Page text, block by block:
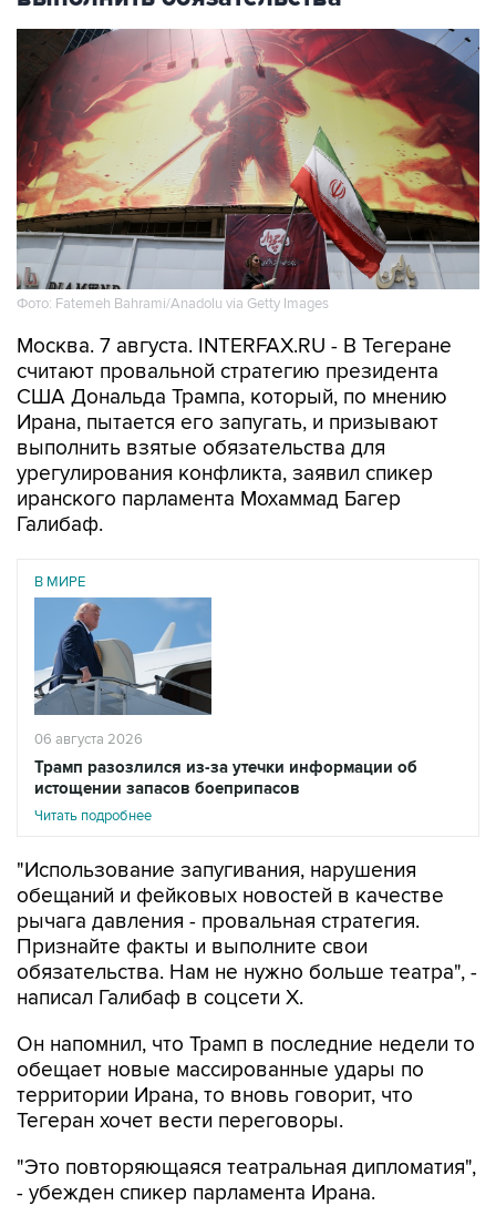
Фото: Fatemeh Bahrami/Anadolu via Getty Images
Москва. 7 августа. INTERFAX.RU - В Тегеране
считают провальной стратегию президента
США Дональда Трампа, который, по мнению
Ирана, пытается его запугать, и призывают
выполнить взятые обязательства для
урегулирования конфликта, заявил спикер
иранского парламента Мохаммад Багер
Галибаф.
В МИРЕ
06 августа 2026
Трамп разозлился из-за утечки информации об
истощении запасов боеприпасов
Читать подробнее
"Использование запугивания, нарушения
обещаний и фейковых новостей в качестве
рычага давления - провальная стратегия.
Признайте факты и выполните свои
обязательства. Нам не нужно больше театра", -
написал Галибаф в соцсети X.
Он напомнил, что Трамп в последние недели то
обещает новые массированные удары по
территории Ирана, то вновь говорит, что
Тегеран хочет вести переговоры.
"Это повторяющаяся театральная дипломатия",
- убежден спикер парламента Ирана.